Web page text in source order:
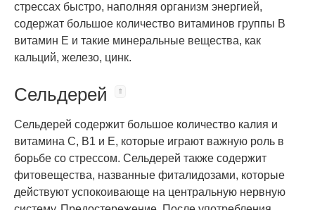
стрессах быстро, наполняя организм энергией,
содержат большое количество витаминов группы В
витамин Е и такие минеральные вещества, как
кальций, железо, цинк.
Сельдерей
Сельдерей содержит большое количество калия и
витамина С, B1 и Е, которые играют важную роль в
борьбе со стрессом. Сельдерей также содержит
фитовещества, названные фиталидозами, которые
действуют успокоивающе на центральную нервную